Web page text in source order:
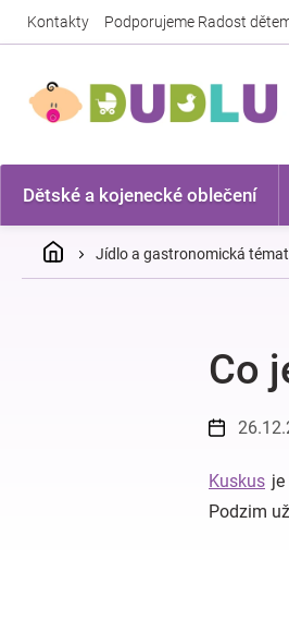
Kontakty Podporujeme Radost
Dětské a kojenecké oblečení
DomůJídlo a gastronomická
Co
Kuskus
Podzim